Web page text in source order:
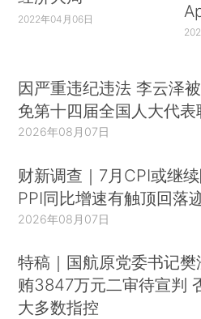
2022年04月06日
因严重违纪违法 李云泽
免第十四届全国人大代表
2026年08月07日
财新调查｜7月CPI或继
PPI同比增速有触顶回落
2026年08月07日
特稿｜国航原党委书记樊
贿3847万元二审待宣判
大多数指控